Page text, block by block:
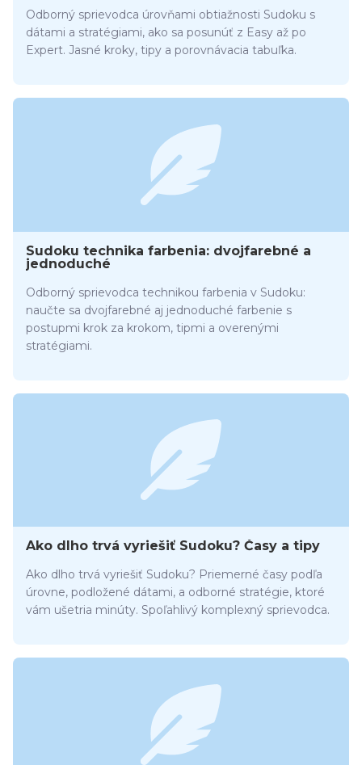
Odborný sprievodca úrovňami obtiažnosti Sudoku s
dátami a stratégiami, ako sa posunúť z Easy až po
Expert. Jasné kroky, tipy a porovnávacia tabuľka.
Sudoku technika farbenia: dvojfarebné a
jednoduché
Odborný sprievodca technikou farbenia v Sudoku:
naučte sa dvojfarebné aj jednoduché farbenie s
postupmi krok za krokom, tipmi a overenými
stratégiami.
Ako dlho trvá vyriešiť Sudoku? Časy a tipy
Ako dlho trvá vyriešiť Sudoku? Priemerné časy podľa
úrovne, podložené dátami, a odborné stratégie, ktoré
vám ušetria minúty. Spoľahlivý komplexný sprievodca.